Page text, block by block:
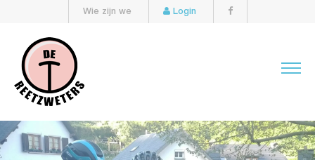
Wie zijn we Login